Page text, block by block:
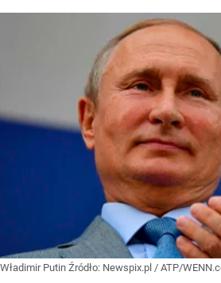
Władimir Putin Źródło: Newspix.pl / ATP/